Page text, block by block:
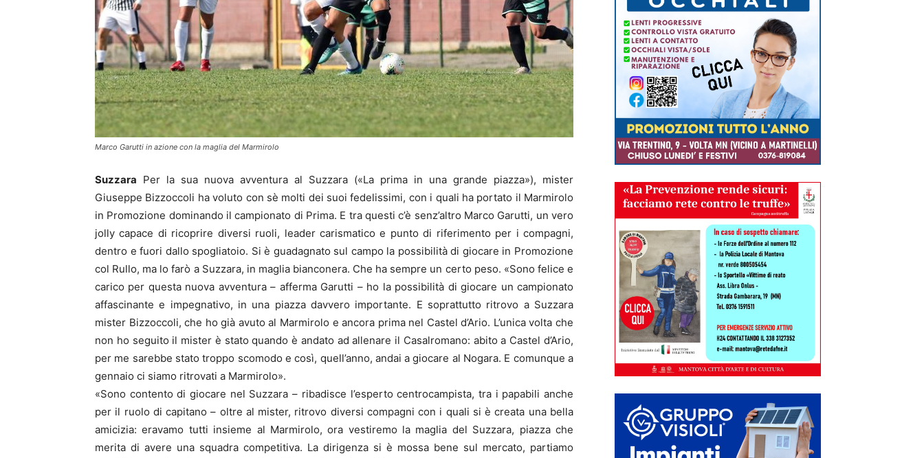
Marco Garutti in azione con la maglia del Marmirolo
Suzzara Per la sua nuova avventura al Suzzara («La prima in una grande piazza»), mister
Giuseppe Bizzoccoli ha voluto con sè molti dei suoi fedelissimi, con i quali ha portato il Marmirolo
in Promozione dominando il campionato di Prima. E tra questi c’è senz’altro Marco Garutti, un vero
jolly capace di ricoprire diversi ruoli, leader carismatico e punto di riferimento per i compagni,
dentro e fuori dallo spogliatoio. Si è guadagnato sul campo la possibilità di giocare in Promozione
col Rullo, ma lo farò a Suzzara, in maglia bianconera. Che ha sempre un certo peso. «Sono felice e
carico per questa nuova avventura – afferma Garutti – ho la possibilità di giocare un campionato
affascinante e impegnativo, in una piazza davvero importante. E soprattutto ritrovo a Suzzara
mister Bizzoccoli, che ho già avuto al Marmirolo e ancora prima nel Castel d’Ario. L’unica volta che
non ho seguito il mister è stato quando è andato ad allenare il Casalromano: abito a Castel d’Ario,
per me sarebbe stato troppo scomodo e così, quell’anno, andai a giocare al Nogara. E comunque a
gennaio ci siamo ritrovati a Marmirolo».
«Sono contento di giocare nel Suzzara – ribadisce l’esperto centrocampista, tra i papabili anche
per il ruolo di capitano – oltre al mister, ritrovo diversi compagni con i quali si è creata una bella
amicizia: eravamo tutti insieme al Marmirolo, ora vestiremo la maglia del Suzzara, piazza che
merita di avere una squadra competitiva. La dirigenza si è mossa bene sul mercato, partiamo